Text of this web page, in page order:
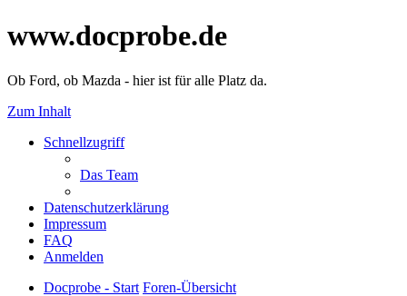
www.docprobe.de
Ob Ford, ob Mazda - hier ist für alle Platz da.
Zum Inhalt
Schnellzugriff
Das Team
Datenschutzerklärung
Impressum
FAQ
Anmelden
Docprobe - Start Foren-Übersicht